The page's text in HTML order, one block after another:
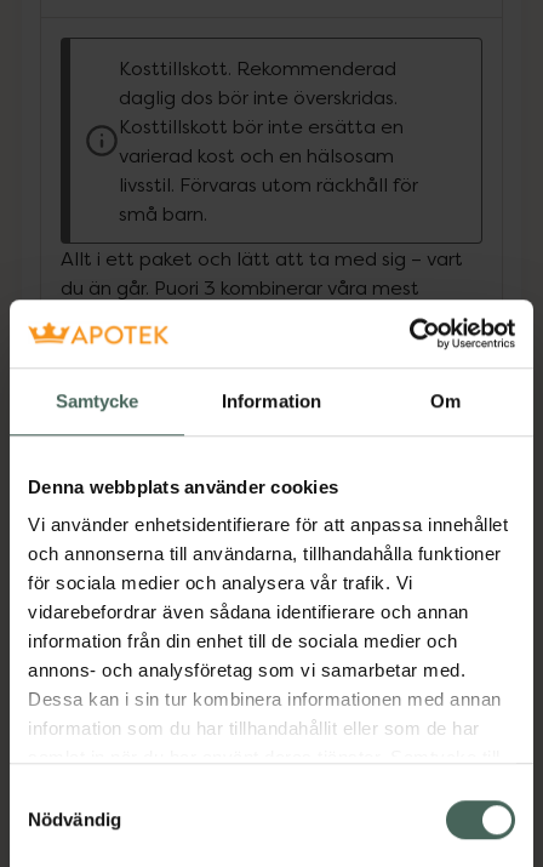
Samtycke Information Om
Denna webbplats använder cookies
Vi använder enhetsidentifierare för att anpassa innehållet
och annonserna till användarna, tillhandahålla funktioner
för sociala medier och analysera vår trafik. Vi
vidarebefordrar även sådana identifierare och annan
information från din enhet till de sociala medier och
annons- och analysföretag som vi samarbetar med.
Dessa kan i sin tur kombinera informationen med annan
information som du har tillhandahållit eller som de har
återkalla ditt samtycke via webbplatsens
cookieinställningar. Ett återkallat samtycke påverkar inte
Nödvändig
Kosttillskott. Rekommenderad
daglig dos bör inte överskridas.
Kosttillskott bör inte ersätta en
varierad kost och en hälsosam
livsstil. Förvaras utom räckhåll för
små barn.
Allt i ett paket och lätt att ta med sig – vart
du än går. Puori 3 kombinerar våra mest
populära produkter O3, M3 och D3. Denna
trio samarbetar för att stödja ditt hjärta och
din hjärna, stärka skelettet och stödja din
energiomsättning, så att du kan vara den
bästa versionen av dig själv varje dag.
05710789004919
Kategorier:
B-vitaminB-vitaminD-vitaminD-vitamin
Kost och hälsa KosttillskottKosttillskott
MagnesiumMagnesiumMultivitamin
MultivitaminVitaminer och mineraler
Vitaminer och mineralerZinkZink